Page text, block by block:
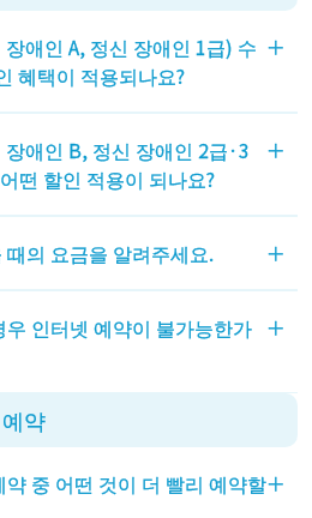
택하시면 빈자리 조회를 확인
애인 A, 정신 장애인 1급) 수
혜택이 적용되나요?
＋
행 요금과, 운전하는 자동차
가에서 50% 할인됩니다.
애인 B, 정신 장애인 2급·3
떤 할인 적용이 되나요?
＋
요금이 정가에서 50% 할인됩
의 요금을 알려주세요. ＋
터넷 할인 적용 요금만 표시
인터넷 예약이 불가능한가 ＋
다. 예약 중 화면에서 할인 선
하실 수 있습니다.
약
중 어떤 것이 더 빨리 예약할＋